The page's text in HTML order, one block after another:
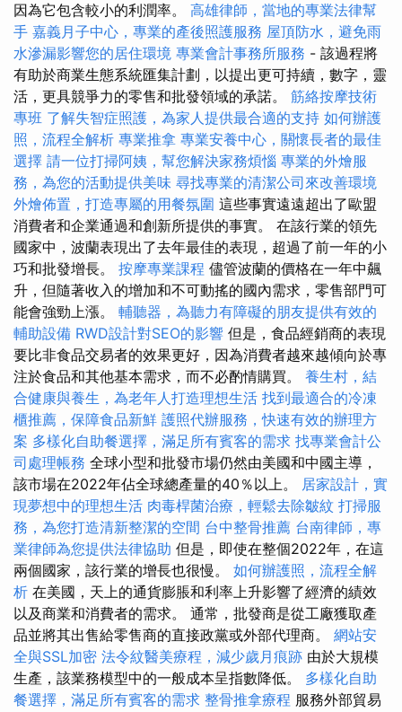
因為它包含較小的利潤率。 高雄律師，當地的專業法律幫
手 嘉義月子中心，專業的產後照護服務 屋頂防水，避免雨
水滲漏影響您的居住環境 專業會計事務所服務 - 該過程將
有助於商業生態系統匯集計劃，以提出更可持續，數字，靈
活，更具競爭力的零售和批發領域的承諾。 筋絡按摩技術
專班 了解失智症照護，為家人提供最合適的支持 如何辦護
照，流程全解析 專業推拿 專業安養中心，關懷長者的最佳
選擇 請一位打掃阿姨，幫您解決家務煩惱 專業的外燴服
務，為您的活動提供美味 尋找專業的清潔公司來改善環境
外燴佈置，打造專屬的用餐氛圍 這些事實遠遠超出了歐盟
消費者和企業通過和創新所提供的事實。 在該行業的領先
國家中，波蘭表現出了去年最佳的表現，超過了前一年的小
巧和批發增長。 按摩專業課程 儘管波蘭的價格在一年中飆
升，但隨著收入的增加和不可動搖的國內需求，零售部門可
能會強勁上漲。 輔聽器，為聽力有障礙的朋友提供有效的
輔助設備 RWD設計對SEO的影響 但是，食品經銷商的表現
要比非食品交易者的效果更好，因為消費者越來越傾向於專
注於食品和其他基本需求，而不必酌情購買。 養生村，結
合健康與養生，為老年人打造理想生活 找到最適合的冷凍
櫃推薦，保障食品新鮮 護照代辦服務，快速有效的辦理方
案 多樣化自助餐選擇，滿足所有賓客的需求 找專業會計公
司處理帳務 全球小型和批發市場仍然由美國和中國主導，
該市場在2022年佔全球總產量的40％以上。 居家設計，實
現夢想中的理想生活 肉毒桿菌治療，輕鬆去除皺紋 打掃服
務，為您打造清新整潔的空間 台中整骨推薦 台南律師，專
業律師為您提供法律協助 但是，即使在整個2022年，在這
兩個國家，該行業的增長也很慢。 如何辦護照，流程全解
析 在美國，天上的通貨膨脹和利率上升影響了經濟的績效
以及商業和消費者的需求。 通常，批發商是從工廠獲取產
品並將其出售給零售商的直接政黨或外部代理商。 網站安
全與SSL加密 法令紋醫美療程，減少歲月痕跡 由於大規模
生產，該業務模型中的一般成本呈指數降低。 多樣化自助
餐選擇，滿足所有賓客的需求 整骨推拿療程 服務外部貿易